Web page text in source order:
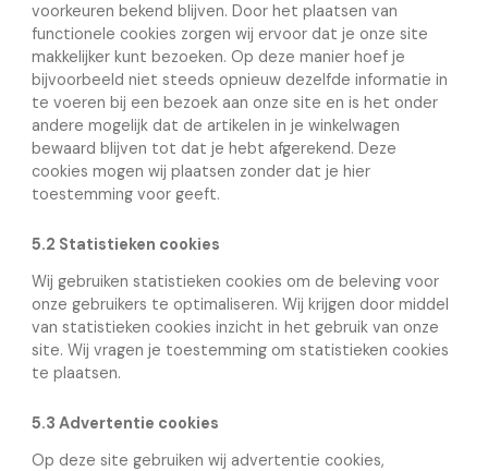
voorkeuren bekend blijven. Door het plaatsen van
functionele cookies zorgen wij ervoor dat je onze site
makkelijker kunt bezoeken. Op deze manier hoef je
bijvoorbeeld niet steeds opnieuw dezelfde informatie in
te voeren bij een bezoek aan onze site en is het onder
andere mogelijk dat de artikelen in je winkelwagen
bewaard blijven tot dat je hebt afgerekend. Deze
cookies mogen wij plaatsen zonder dat je hier
toestemming voor geeft.
5.2 Statistieken cookies
Wij gebruiken statistieken cookies om de beleving voor
onze gebruikers te optimaliseren. Wij krijgen door middel
van statistieken cookies inzicht in het gebruik van onze
site. Wij vragen je toestemming om statistieken cookies
te plaatsen.
5.3 Advertentie cookies
Op deze site gebruiken wij advertentie cookies,